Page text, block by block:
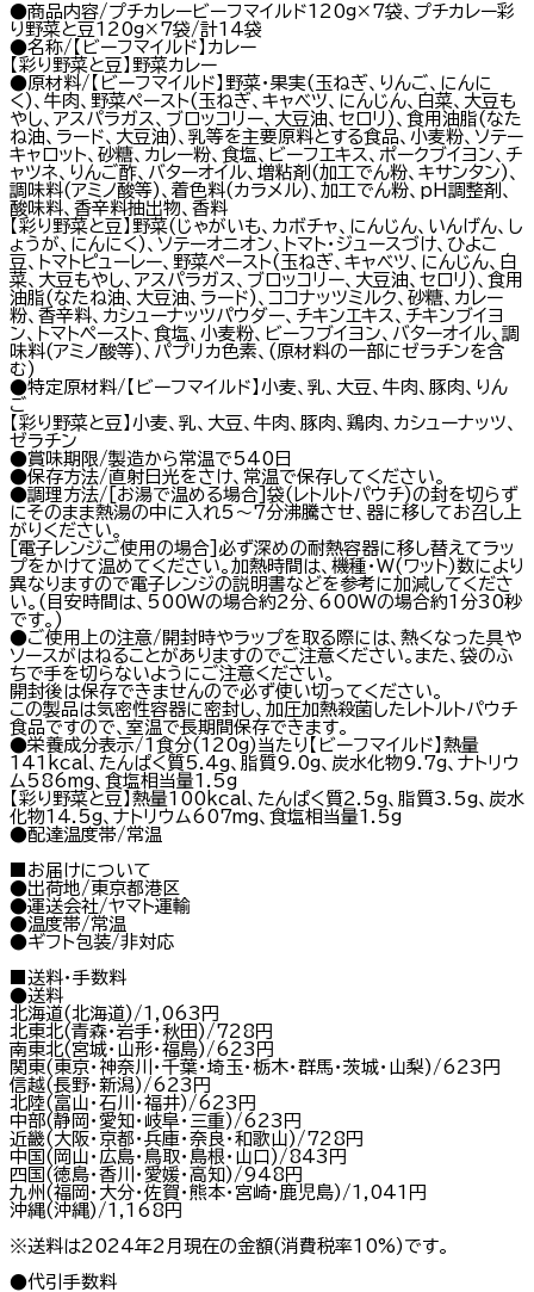
●商品内容/プチカレービーフマイルド120g×7袋、プチカレー彩
り野菜と豆120g×7袋/計14袋
●名称/【ビーフマイルド】カレー
【彩り野菜と豆】野菜カレー
●原材料/【ビーフマイルド】野菜・果実(玉ねぎ、りんご、にんに
く)、牛肉、野菜ペースト(玉ねぎ、キャベツ、にんじん、白菜、大豆も
やし、アスパラガス、ブロッコリー、大豆油、セロリ)、食用油脂(なた
ね油、ラード、大豆油)、乳等を主要原料とする食品、小麦粉、ソテー
キャロット、砂糖、カレー粉、食塩、ビーフエキス、ポークブイヨン、チ
ャツネ、りんご酢、バターオイル、増粘剤(加工でん粉、キサンタン)、
調味料(アミノ酸等)、着色料(カラメル)、加工でん粉、pH調整剤、
酸味料、香辛料抽出物、香料
【彩り野菜と豆】野菜(じゃがいも、カボチャ、にんじん、いんげん、し
ょうが、にんにく)、ソテーオニオン、トマト・ジュースづけ、ひよこ
豆、トマトピューレー、野菜ペースト(玉ねぎ、キャベツ、にんじん、白
菜、大豆もやし、アスパラガス、ブロッコリー、大豆油、セロリ)、食用
油脂(なたね油、大豆油、ラード)、ココナッツミルク、砂糖、カレー
粉、香辛料、カシューナッツパウダー、チキンエキス、チキンブイヨ
ン、トマトペースト、食塩、小麦粉、ビーフブイヨン、バターオイル、調
味料(アミノ酸等)、パプリカ色素、(原材料の一部にゼラチンを含
む)
●特定原材料/【ビーフマイルド】小麦、乳、大豆、牛肉、豚肉、りん
ご
【彩り野菜と豆】小麦、乳、大豆、牛肉、豚肉、鶏肉、カシューナッツ、
ゼラチン
●賞味期限/製造から常温で540日
●保存方法/直射日光をさけ、常温で保存してください。
●調理方法/[お湯で温める場合]袋(レトルトパウチ)の封を切らず
にそのまま熱湯の中に入れ5～7分沸騰させ、器に移してお召し上
がりください。
[電子レンジご使用の場合]必ず深めの耐熱容器に移し替えてラッ
プをかけて温めてください。加熱時間は、機種・W(ワット)数により
異なりますので電子レンジの説明書などを参考に加減してくださ
い。(目安時間は、500Wの場合約2分、600Wの場合約1分30秒
です。)
●ご使用上の注意/開封時やラップを取る際には、熱くなった具や
ソースがはねることがありますのでご注意ください。また、袋のふ
ちで手を切らないようにご注意ください。
開封後は保存できませんので必ず使い切ってください。
この製品は気密性容器に密封し、加圧加熱殺菌したレトルトパウチ
食品ですので、室温で長期間保存できます。
●栄養成分表示/1食分(120g)当たり【ビーフマイルド】熱量
141kcal、たんぱく質5.4g、脂質9.0g、炭水化物9.7g、ナトリウ
ム586mg、食塩相当量1.5g
【彩り野菜と豆】熱量100kcal、たんぱく質2.5g、脂質3.5g、炭水
化物14.5g、ナトリウム607mg、食塩相当量1.5g
●配達温度帯/常温
■お届けについて
●出荷地/東京都港区
●運送会社/ヤマト運輸
●温度帯/常温
●ギフト包装/非対応
■送料・手数料
●送料
北海道(北海道)/1,063円
北東北(青森・岩手・秋田)/728円
南東北(宮城・山形・福島)/623円
関東(東京・神奈川・千葉・埼玉・栃木・群馬・茨城・山梨)/623円
信越(長野・新潟)/623円
北陸(富山・石川・福井)/623円
中部(静岡・愛知・岐阜・三重)/623円
近畿(大阪・京都・兵庫・奈良・和歌山)/728円
中国(岡山・広島・鳥取・島根・山口)/843円
四国(徳島・香川・愛媛・高知)/948円
九州(福岡・大分・佐賀・熊本・宮崎・鹿児島)/1,041円
沖縄(沖縄)/1,168円
※送料は2024年2月現在の金額(消費税率10%)です。
●代引手数料